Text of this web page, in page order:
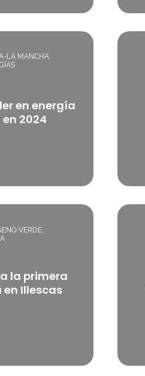
LA MANCHA,
en energía
2024
VERDE,
la primera
Illescas